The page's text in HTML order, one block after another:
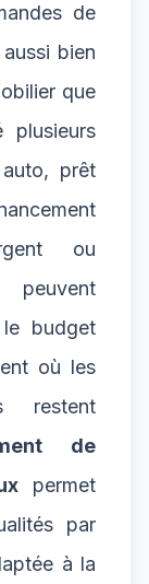
de
bien
que
plusieurs
prêt
ou
le budget
où les
restent
de
permet
par
à la